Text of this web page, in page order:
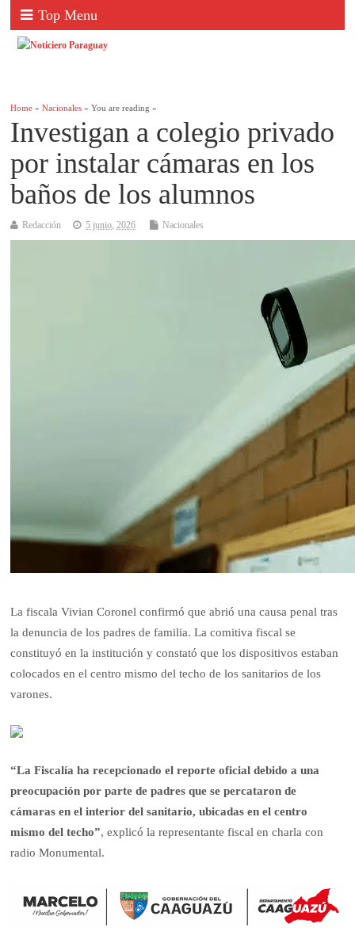
Top Menu
Home »Nacionales » You are reading »
Investigan a colegio privado
por instalar cámaras en los
baños de los alumnos
Redacción 5 junio, 2026 Nacionales
La fiscala Vivian Coronel confirmó que abrió una causa penal tras
la denuncia de los padres de familia. La comitiva fiscal se
constituyó en la institución y constató que los dispositivos estaban
colocados en el centro mismo del techo de los sanitarios de los
varones.
“La Fiscalía ha recepcionado el reporte oficial debido a una
preocupación por parte de padres que se percataron de
cámaras en el interior del sanitario, ubicadas en el centro
mismo del techo”, explicó la representante fiscal en charla con
radio Monumental.